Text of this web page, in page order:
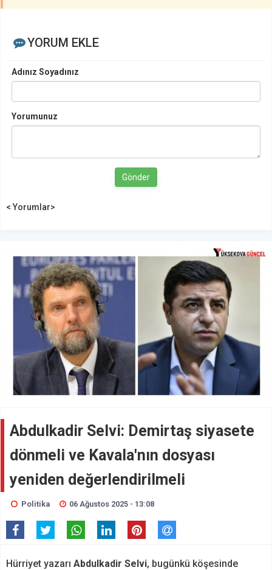
YORUM EKLE
Adınız Soyadınız
Yorumunuz
Gönder
< Yorumlar>
Abdulkadir Selvi: Demirtaş siyasete
dönmeli ve Kavala'nın dosyası
yeniden değerlendirilmeli
Politika 06 Ağustos 2025 - 13:08
Hürriyet yazarı Abdulkadir Selvi, bugünkü köşesinde